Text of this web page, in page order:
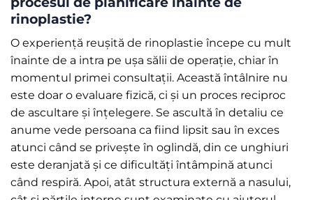
rinoplastie?
O experiență reușită de rinoplastie începe cu mult
înainte de a intra pe ușa sălii de operație, chiar în
momentul primei consultații. Această întâlnire nu
este doar o evaluare fizică, ci și un proces reciproc
de ascultare și înțelegere. Se ascultă în detaliu ce
anume vede persoana ca fiind lipsit sau în exces
atunci când se privește în oglindă, din ce unghiuri
este deranjată și ce dificultăți întâmpină atunci
când respiră. Apoi, atât structura externă a nasului,